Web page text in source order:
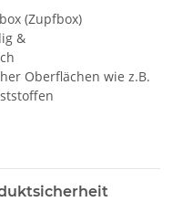
(Zupfbox)
&
Oberflächen wie z.B.